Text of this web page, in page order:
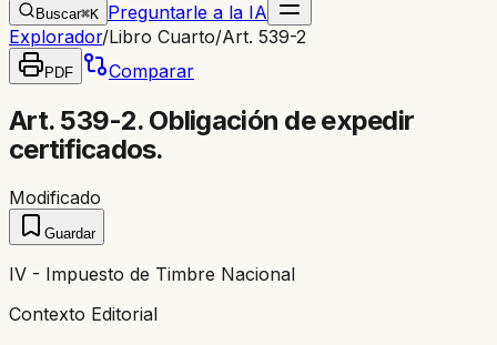
Buscar⌘K Preguntarle a la IA
Explorador/Libro Cuarto/Art. 539-2
PDF Comparar
Art. 539-2. Obligación de expedir
certificados.
Modificado
Guardar
IV - Impuesto de Timbre Nacional
Contexto Editorial